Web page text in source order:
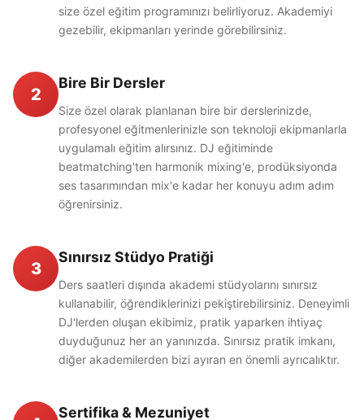
size özel eğitim programınızı belirliyoruz. Akademiyi
gezebilir, ekipmanları yerinde görebilirsiniz.
2
Bire Bir Dersler
Size özel olarak planlanan bire bir derslerinizde,
profesyonel eğitmenlerinizle son teknoloji ekipmanlarla
uygulamalı eğitim alırsınız. DJ eğitiminde
beatmatching'ten harmonik mixing'e, prodüksiyonda
ses tasarımından mix'e kadar her konuyu adım adım
öğrenirsiniz.
3
Sınırsız Stüdyo Pratiği
Ders saatleri dışında akademi stüdyolarını sınırsız
kullanabilir, öğrendiklerinizi pekiştirebilirsiniz. Deneyimli
DJ'lerden oluşan ekibimiz, pratik yaparken ihtiyaç
duyduğunuz her an yanınızda. Sınırsız pratik imkanı,
diğer akademilerden bizi ayıran en önemli ayrıcalıktır.
Sertifika & Mezuniyet